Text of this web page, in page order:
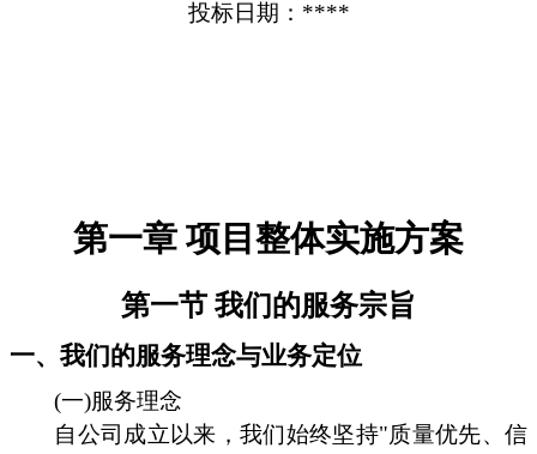
投标日期：****
第一章 项目整体实施方案
第一节 我们的服务宗旨
一、我们的服务理念与业务定位
(一)服务理念
自公司成立以来，我们始终坚持"质量优先、信